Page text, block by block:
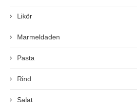
Likör
Marmeldaden
Pasta
Rind
Salat